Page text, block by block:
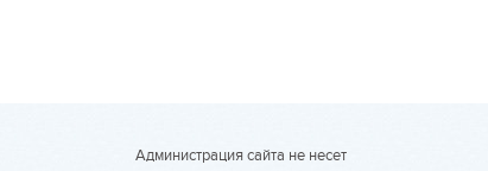
Администрация сайта не несет